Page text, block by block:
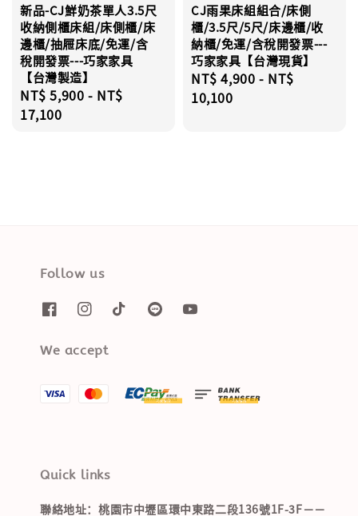
新品-CJ鮮奶茶單人3.5尺
收納側櫃床組/床側櫃/床
邊櫃/抽屜床底/免運/含
稅開發票---巧家家具
【台灣製造】
Regular
price
NT$ 5,900 - NT$
17,100
CJ雨果床組組合/床側
櫃/3.5尺/5尺/床邊櫃/收
納櫃/免運/含稅開發票---
巧家家具【台灣現貨】
Regular
price
NT$ 4,900 - NT$
10,100
Follow us
We accept
Quick links
聯絡地址：桃園市中壢區環中東路二段136號1F-3F－－